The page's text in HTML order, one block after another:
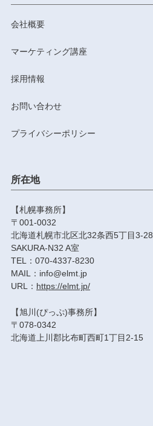
所在地
【札幌事務所】
〒001-0032
北海道札幌市北区北32条西5丁目3-28
SAKURA-N32 A室
TEL：070-4337-8230
MAIL：info@elmt.jp
URL： https://elmt.jp/
【旭川(ぴっぷ)事務所】
〒078-0342
北海道上川郡比布町西町1丁目2-15
会社概要
マーケティング講座
採用情報
お問い合わせ
プライバシーポリシー